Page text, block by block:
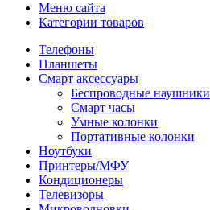
Меню сайта
Категории товаров
Телефоны
Планшеты
Смарт аксессуары
Беспроводные наушники
Смарт часы
Умные колонки
Портативные колонки
Ноутбуки
Принтеры/МФУ
Кондиционеры
Телевизоры